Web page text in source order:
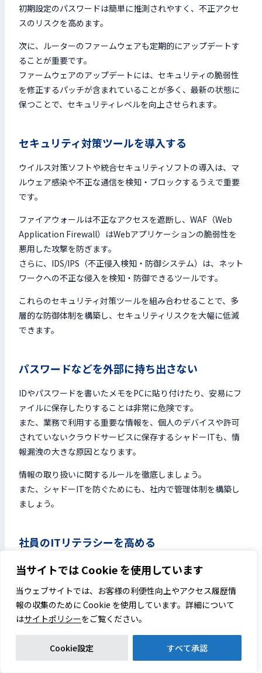
当サイトでは Cookie を使用しています
当ウェブサイトでは、お客様の利便性向上やアクセス履歴情
報の収集のために Cookie を使用しています。詳細について
はサイトポリシーをご覧ください。
Cookie設定 すべて承認
初期設定のパスワードは簡単に推測されやすく、不正アクセ
スのリスクを高めます。
次に、ルーターのファームウェアも定期的にアップデートす
ることが重要です。
ファームウェアのアップデートには、セキュリティの脆弱性
を修正するパッチが含まれていることが多く、最新の状態に
保つことで、セキュリティレベルを向上させられます。
セキュリティ対策ツールを導入する
ウイルス対策ソフトや統合セキュリティソフトの導入は、マ
ルウェア感染や不正な通信を検知・ブロックするうえで重要
です。
ファイアウォールは不正なアクセスを遮断し、WAF（Web
Application Firewall）はWebアプリケーションの脆弱性を
悪用した攻撃を防ぎます。
さらに、IDS/IPS（不正侵入検知・防御システム）は、ネット
ワークへの不正な侵入を検知・防御できるツールです。
これらのセキュリティ対策ツールを組み合わせることで、多
層的な防御体制を構築し、セキュリティリスクを大幅に低減
できます。
パスワードなどを外部に持ち出さない
IDやパスワードを書いたメモをPCに貼り付けたり、安易にフ
ァイルに保存したりすることは非常に危険です。
また、業務で利用する重要な情報を、個人のデバイスや許可
されていないクラウドサービスに保存するシャドーITも、情
報漏洩の大きな原因となります。
情報の取り扱いに関するルールを徹底しましょう。
また、シャドーITを防ぐためにも、社内で管理体制を構築し
ましょう。
社員のITリテラシーを高める
組織全体のセキュリティを強化するためには、個々の従業員
す。
不審なメールの見分け方・安全なWebサイトの利用方法・パ
スワード管理の重要性など、具体的な事例を交えながら、実
践的な知識を習得できる研修を定期的に実施しましょう。
また、最新の攻撃手法やセキュリティに関する情報を共有す